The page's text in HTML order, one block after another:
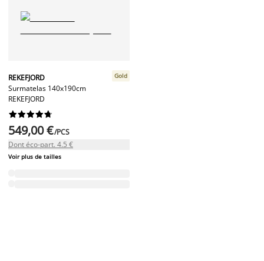
REKEFJORD
Surmatelas 140x190cm
REKEFJORD
Gold






549,00 €/PCS
Dont éco-part. 4.5 €
Voir plus de tailles